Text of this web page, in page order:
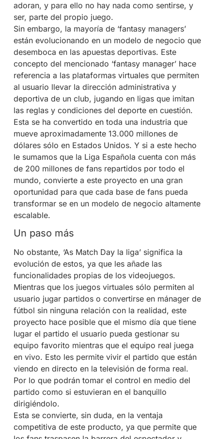
adoran, y para ello no hay nada como sentirse, y
ser, parte del propio juego.
Sin embargo, la mayoría de ‘fantasy managers’
están evolucionando en un modelo de negocio que
desemboca en las apuestas deportivas. Este
concepto del mencionado ‘fantasy manager’ hace
referencia a las plataformas virtuales que permiten
al usuario llevar la dirección administrativa y
deportiva de un club, jugando en ligas que imitan
las reglas y condiciones del deporte en cuestión.
Esta se ha convertido en toda una industria que
mueve aproximadamente 13.000 millones de
dólares sólo en Estados Unidos. Y si a este hecho
le sumamos que la Liga Española cuenta con más
de 200 millones de fans repartidos por todo el
mundo, convierte a este proyecto en una gran
oportunidad para que cada base de fans pueda
transformar se en un modelo de negocio altamente
escalable.
Un paso más
No obstante, ‘As Match Day la liga’ significa la
evolución de estos, ya que les añade las
funcionalidades propias de los videojuegos.
Mientras que los juegos virtuales sólo permiten al
usuario jugar partidos o convertirse en mánager de
fútbol sin ninguna relación con la realidad, este
proyecto hace posible que el mismo día que tiene
lugar el partido el usuario pueda gestionar su
equipo favorito mientras que el equipo real juega
en vivo. Esto les permite vivir el partido que están
viendo en directo en la televisión de forma real.
Por lo que podrán tomar el control en medio del
partido como si estuvieran en el banquillo
dirigiéndolo.
Esta se convierte, sin duda, en la ventaja
competitiva de este producto, ya que permite que